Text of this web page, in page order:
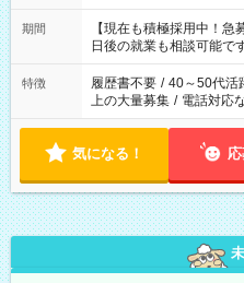
い」 「余裕を持って夕
たくない」 など、ご希望を教え
の方へ 今ご覧のお仕事で
の勤務時間。 合計で週
期間
【現在も積極採用中！
日後の就業も相談可能で
特徴 履歴書不要 / 40～50代活
上の大量募集 / 電話対応
気になる！